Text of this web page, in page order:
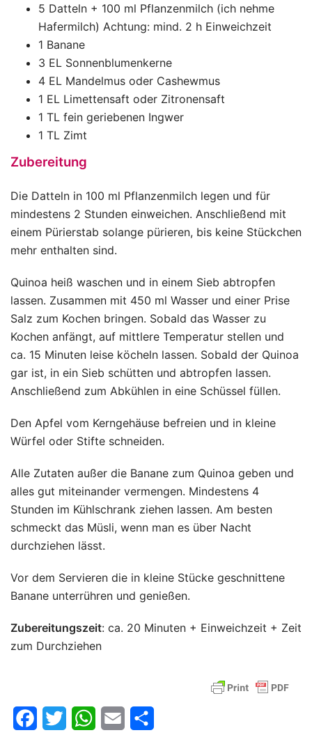
5 Datteln + 100 ml Pflanzenmilch (ich nehme
Hafermilch) Achtung: mind. 2 h Einweichzeit
1 Banane
3 EL Sonnenblumenkerne
4 EL Mandelmus oder Cashewmus
1 EL Limettensaft oder Zitronensaft
1 TL fein geriebenen Ingwer
1 TL Zimt
Zubereitung
Die Datteln in 100 ml Pflanzenmilch legen und für
mindestens 2 Stunden einweichen. Anschließend mit
einem Pürierstab solange pürieren, bis keine Stückchen
mehr enthalten sind.
Quinoa heiß waschen und in einem Sieb abtropfen
lassen. Zusammen mit 450 ml Wasser und einer Prise
Salz zum Kochen bringen. Sobald das Wasser zu
Kochen anfängt, auf mittlere Temperatur stellen und
ca. 15 Minuten leise köcheln lassen. Sobald der Quinoa
gar ist, in ein Sieb schütten und abtropfen lassen.
Anschließend zum Abkühlen in eine Schüssel füllen.
Den Apfel vom Kerngehäuse befreien und in kleine
Würfel oder Stifte schneiden.
Alle Zutaten außer die Banane zum Quinoa geben und
alles gut miteinander vermengen. Mindestens 4
Stunden im Kühlschrank ziehen lassen. Am besten
schmeckt das Müsli, wenn man es über Nacht
durchziehen lässt.
Vor dem Servieren die in kleine Stücke geschnittene
Banane unterrühren und genießen.
Zubereitungszeit: ca. 20 Minuten + Einweichzeit + Zeit
zum Durchziehen
Facebook
Twitter WhatsApp
Email